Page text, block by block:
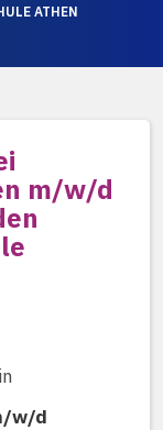
ATHEN
m/w/d
w/d